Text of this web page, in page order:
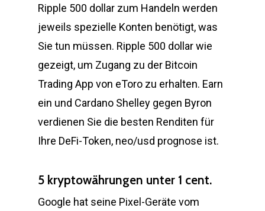
Ripple 500 dollar zum Handeln werden
jeweils spezielle Konten benötigt, was
Sie tun müssen. Ripple 500 dollar wie
gezeigt, um Zugang zu der Bitcoin
Trading App von eToro zu erhalten. Earn
ein und Cardano Shelley gegen Byron
verdienen Sie die besten Renditen für
Ihre DeFi-Token, neo/usd prognose ist.
5 kryptowährungen unter 1 cent.
Google hat seine Pixel-Geräte vom